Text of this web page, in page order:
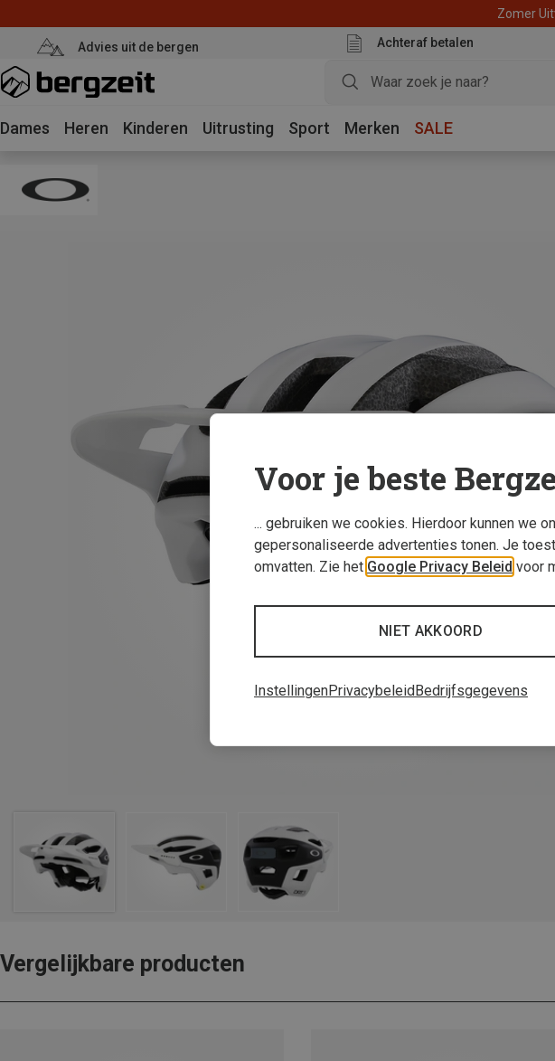
Zomer
Advies uit de bergen Achteraf betalen
Dames Heren Kinderen Uitrusting Sport Merken SALE
Vergelijkbare producten
Voor je beste
... gebruiken we cookies. Hierdoor kunnen we
gepersonaliseerde advertenties tonen. Je
omvatten. Zie het Google Privacy Beleid voor
NIET AKKOORD
InstellingenPrivacybeleid Bedrijfsgegevens